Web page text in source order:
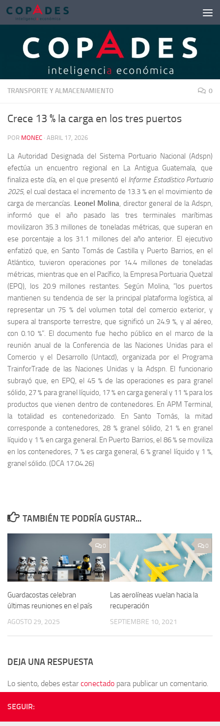
Saltar al contenido
TRANSPORTE Y ALMACENAMIENTO 0
Crece 13 % la carga en los tres puertos
POR MONEC · ABRIL 17, 2026
La Autoridad Designada del Sistema Portuario Nacional (Adspn)
efectúa un encuentro regional en La Antigua Guatemala, que
finaliza este día, en el que presentó el Informe Estadístico Portuario
2025, el cual destaca el incremento de 13.3 % en el movimiento de
carga de mercancías. Leonel Molina, director general de la Adspn,
informó que el año pasado las tres terminales marítimas
movilizaron 35.3 millones de toneladas métricas, que superan en
ese porcentaje a los 31.1 millones del año anterior. El ejecutivo
enfatizó que, en Santo Tomás de Castilla y Puerto Barrios, en el
Atlántico, tuvieron operaciones por 14.4 millones de toneladas
métricas, mientras que en el Pacífico, la Empresa Portuaria Quetzal
(EPQ), los 20.9 millones restantes. Según Molina, “los puertos
mantienen su tendencia de ser la principal plataforma logística, al
representar un 75 % del volumen total del comercio exterior, y
supera al transporte terrestre, que significó un 24.9 %, y al aéreo,
con 0.10 %”. El documento fue hecho público en el marco de la
reunión anual de la Conferencia de las Naciones Unidas para el
Comercio y el Desarrollo (Untacd), organizada por el Programa
TrainforTrade de las Naciones Unidas y la Adspn. El funcionario
subrayó que, en EPQ, el 45 % de las operaciones es para granel
sólido, 27 % para granel líquido, 17 % en carga general y 11 % para los
productos que vienen dentro de contenedores. En APM Terminal,
la totalidad es contenedorizado. En Santo Tomás, la mitad
corresponde a contenedores, 28 % granel sólido, 21 % en granel
líquido y 1 % en carga general. En Puerto Barrios, el 86 % se moviliza
en los contenedores, 7 % es carga general, 6 % granel líquido y 1 %,
granel sólido. (DCA 17.04.26)
TAMBIÉN TE PODRÍA GUSTAR...
0
Guardacostas celebran
últimas reuniones en el país
AGOSTO 29, 2025
0
Las aerolíneas vuelan hacia la
recuperación
SEPTIEMBRE 10, 2021
DEJA UNA RESPUESTA
Lo siento, debes estarconectado para publicar un comentario.
SEGUIR: